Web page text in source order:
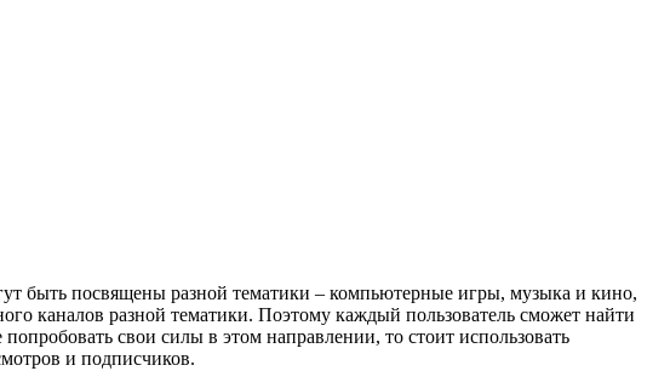
быть посвящены разной тематики – компьютерные игры, музыка и кино,
каналов разной тематики. Поэтому каждый пользователь сможет найти
свои силы в этом направлении, то стоит использовать
и подписчиков.